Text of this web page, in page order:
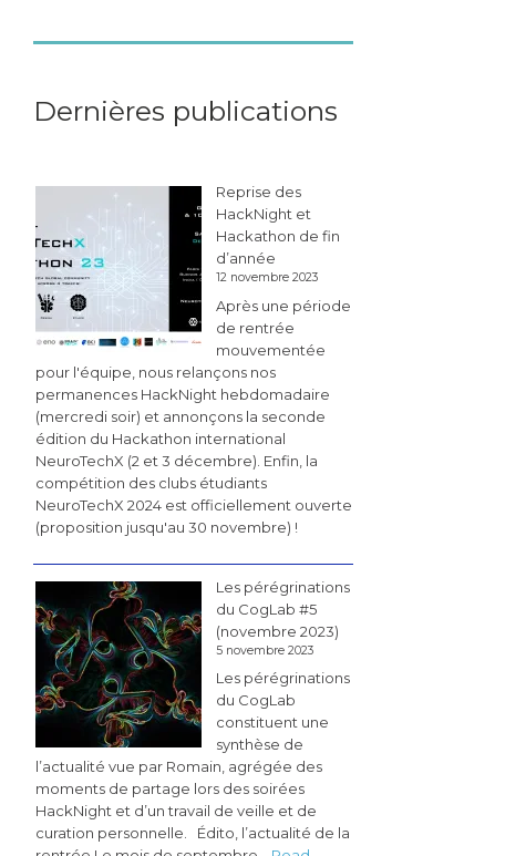
Dernières publications
Reprise des
HackNight et
Hackathon de fin
d’année
12 novembre 2023
Après une période
de rentrée
mouvementée
pour l'équipe, nous relançons nos
permanences HackNight hebdomadaire
(mercredi soir) et annonçons la seconde
édition du Hackathon international
NeuroTechX (2 et 3 décembre). Enfin, la
compétition des clubs étudiants
NeuroTechX 2024 est officiellement ouverte
(proposition jusqu'au 30 novembre) !
Les pérégrinations
du CogLab #5
(novembre 2023)
5 novembre 2023
Les pérégrinations
du CogLab
constituent une
synthèse de
l’actualité vue par Romain, agrégée des
moments de partage lors des soirées
HackNight et d’un travail de veille et de
curation personnelle. Édito, l’actualité de la